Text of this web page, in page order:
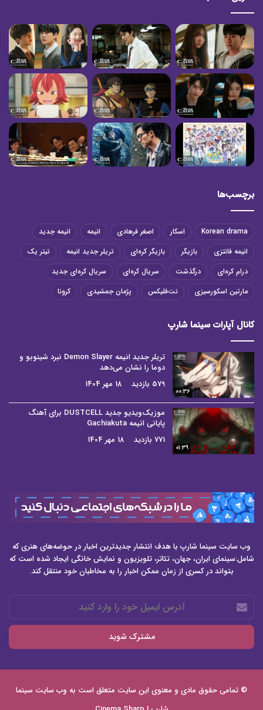
برچسب‌ها
Korean drama اسکار اصغر فرهادی انیمه
انیمه جدید
انیمه فانتزی
بازیگر بازیگر کره‌ای تریلر جدید انیمه
تیتر یک
درام کره‌ای
درگذشت سریال کره‌ای
سریال کره‌ای جدید
مارتین اسکورسیزی
نت‌فلیکس پژمان جمشیدی کرونا
کانال آپارات سینما شارپ
00:36
تریلر جدید انیمه Demon Slayer نبرد شینوبو و
دوما را نشان می‌دهد
579 بازدید
18 مهر 1404
01:39
موزیک‌ویدیو جدید DUSTCELL برای آهنگ
پایانی انیمه Gachiakuta
771 بازدید
18 مهر 1404
وب سایت سینما شارپ با هدف انتشار جدیدترین اخبار در حوضه‌های هنری که
شامل:سینمای ایران، جهان، تئاتر، تلویزیون و نمایش خانگی ایجاد شده است که
بتواند در کسری از زمان ممکن اخبار را به مخاطبان خود منتقل کند.
آدرس
ایمیل
خود
وارد
© تمامی حقوق مادی و معنوی این سایت متعلق است به وب سایت سینما